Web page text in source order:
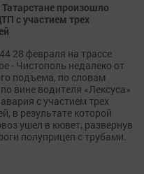
Татарстане произошло
с участием трех
28 февраля на трассе
- Чистополь недалеко от
подъема, по словам
вине водителя «Лексуса»
с участием трех
в результате которой
ушел в кювет, развернув
полуприцеп с трубами.